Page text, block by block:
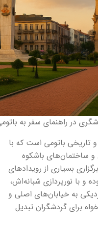
در راهنمای سفر به
تاریخی باتومی است که با
ساختمان‌های باشکوه
بسیاری از رویدادهای
با نورپردازی شبانه‌اش،
به خیابان‌های اصلی و
برای گردشگران تبدیل